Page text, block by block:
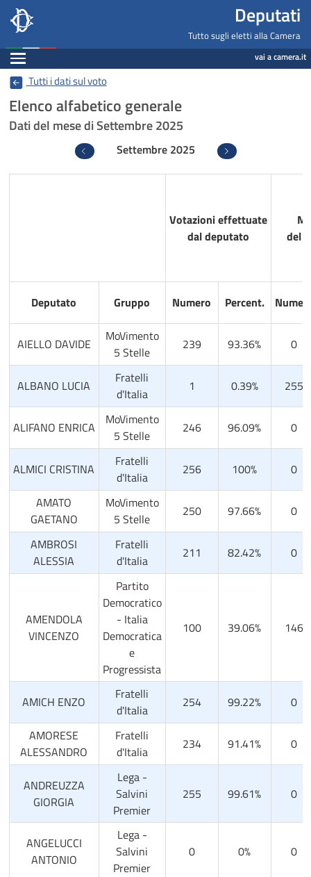
Deputati, Camera dei Deputati -
Salta al contenuto principale
Salta al menu di navigazione Deputati
Tutto sugli eletti alla Camera
Espandi vai a camera.it
Tutti i dati sul voto
Elenco alfabetico generale
Dati del mese di Settembre 2025
Precedente Settembre 2025 Successivo
Votazioni effettuate
dal deputato
del
Deputato Gruppo Numero Percent.
AIELLO DAVIDE
MoVimento
5 Stelle
239 93.36% 0
ALBANO LUCIA
Fratelli
d'Italia
1 0.39% 255
ALIFANO ENRICA
MoVimento
5 Stelle
246 96.09% 0
ALMICI CRISTINA
Fratelli
d'Italia
256 100%
0
AMATO
GAETANO
MoVimento
5 Stelle
250 97.66%
0
AMBROSI
ALESSIA
Fratelli
d'Italia
211 82.42% 0
AMENDOLA
VINCENZO
Partito
Democratico
- Italia
Democratica
e
Progressista
100 39.06% 146
AMICH ENZO
Fratelli
d'Italia
254 99.22%
0
AMORESE
ALESSANDRO
Fratelli
d'Italia
234 91.41% 0
ANDREUZZA
GIORGIA
Lega -
Salvini
Premier
255 99.61% 0
ANGELUCCI
ANTONIO
Lega -
Salvini
Premier
0 0% 0
Navigazione pagine di servizio
Fine pagina
Salta al contenuto principale
Salta al menu di navigazione
Vai a inizio pagina